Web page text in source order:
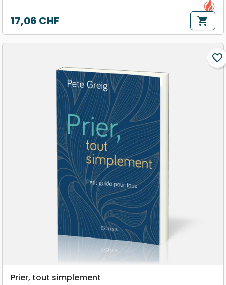
Prix
17,06 CHF shopping_cart
favorite_border
Prier, tout simplement